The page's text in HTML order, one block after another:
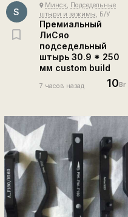
S
place Минск, Подседельные
штыри и зажимы, Б/У
Премиальный
ЛиСяо
подседельный
штырь 30.9 * 250
мм custom build
7 часов назад 10Br